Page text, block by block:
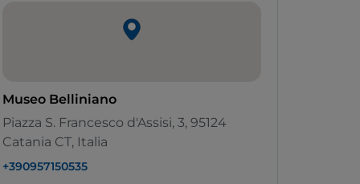
Museo Belliniano
Piazza S. Francesco d'Assisi, 3, 95124
Catania CT, Italia
+390957150535